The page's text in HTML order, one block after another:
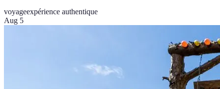
voyageexpérience authentique
Aug 5